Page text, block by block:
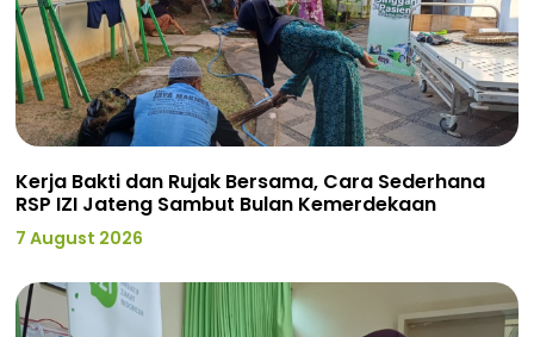
Kerja Bakti dan Rujak Bersama, Cara Sederhana
RSP IZI Jateng Sambut Bulan Kemerdekaan
7 August 2026